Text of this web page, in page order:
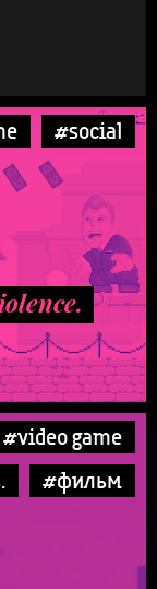
#social
#video game
#фильм